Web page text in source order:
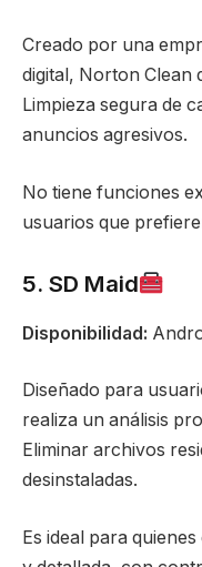
Creado por una
digital, Norton Clean
Limpieza segura de
anuncios agresivos.
No tiene funciones
usuarios que
5. SD Maid
Disponibilidad:
Diseñado para
realiza un análisis
Eliminar archivos
desinstaladas.
Es ideal para